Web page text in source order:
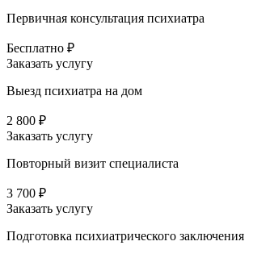
Первичная консультация психиатра
Бесплатно ₽
Заказать услугу
Выезд психиатра на дом
2 800 ₽
Заказать услугу
Повторный визит специалиста
3 700 ₽
Заказать услугу
Подготовка психиатрического заключения